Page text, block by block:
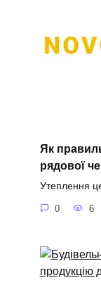
Як
рядової
Утеплення
0 6